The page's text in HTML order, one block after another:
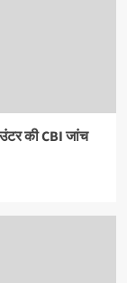
की CBI जांच